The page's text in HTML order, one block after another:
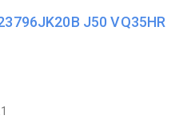
J50 VQ35HR